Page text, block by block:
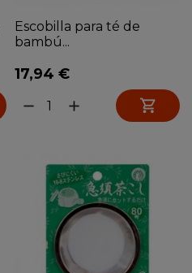
Escobilla para té de
bambú...
17,94 €
remove add 